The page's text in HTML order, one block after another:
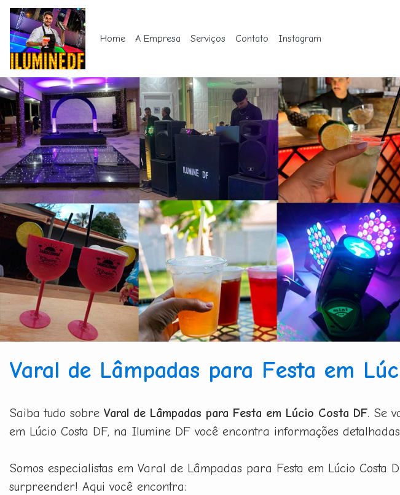
Home A Empresa Serviços Contato Instagram
Varal de Lâmpadas para Festa em
Saiba tudo sobre Varal de Lâmpadas para Festa em Lúcio Costa DF. Se
em Lúcio Costa DF, na Ilumine DF você encontra informações
Somos especialistas em Varal de Lâmpadas para Festa em Lúcio
surpreender! Aqui você encontra: